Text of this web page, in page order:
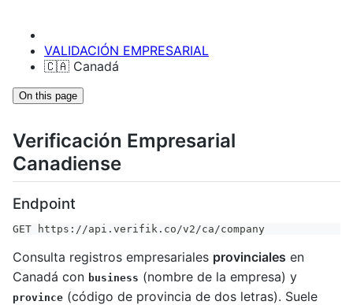
VALIDACIÓN EMPRESARIAL
🇨🇦 Canadá
On this page
Verificación Empresarial
Canadiense
Endpoint
GET https://api.verifik.co/v2/ca/company
Consulta registros empresariales provinciales en
Canadá con business (nombre de la empresa) y
province (código de provincia de dos letras). Suele